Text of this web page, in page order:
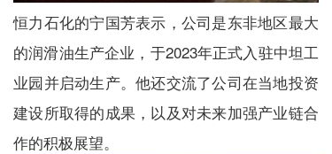
恒力石化的宁国芳表示，公司是东非地区最大
的润滑油生产企业，于2023年正式入驻中坦工
业园并启动生产。他还交流了公司在当地投资
建设所取得的成果，以及对未来加强产业链合
作的积极展望。